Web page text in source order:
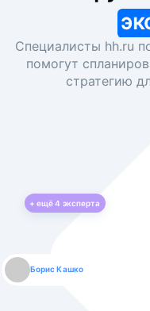
Специалисты hh.ru
помогут
стратегию
+ ещё4 эксперта
Борис Кашко
Юлия Изоитко
Александр Кулагин
Даниил Макаров
Екатерина Лазаренко